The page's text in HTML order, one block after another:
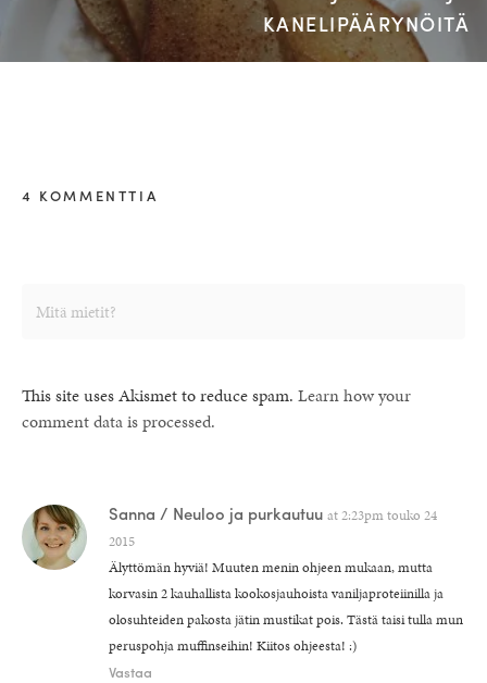
KANELIPÄÄRYNÖITÄ
4 KOMMENTTIA
This site uses Akismet to reduce spam. Learn how your
comment data is processed.
Sanna / Neuloo ja purkautuu at2:23pm touko 24
2015
Älyttömän hyviä! Muuten menin ohjeen mukaan, mutta
korvasin 2 kauhallista kookosjauhoista vaniljaproteiinilla ja
olosuhteiden pakosta jätin mustikat pois. Tästä taisi tulla mun
peruspohja muffinseihin! Kiitos ohjeesta! :)
Vastaa